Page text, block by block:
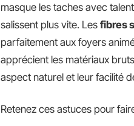
masque les taches avec
salissent plus vite. Les fibres
parfaitement aux foyers
apprécient les matériaux
aspect naturel et leur facilité
Retenez ces astuces pour